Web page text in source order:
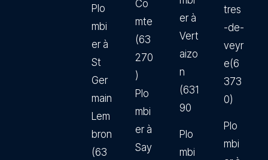
Plo
mbi
er à
St
Ger
main
Lem
bron
(63
Co
mte
(63
270
)
Plo
mbi
er à
Say
er à
Vert
aizo
n
(631
90
Plo
mbi
tres
-de-
veyr
e(6
373
0)
Plo
mbi